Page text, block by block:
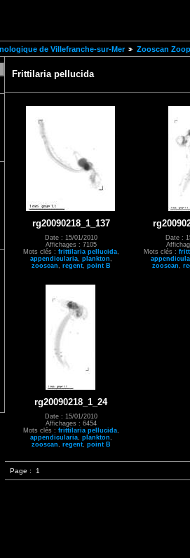
de Villefranche-sur-Mer Zooscan
Frittilaria pellucida
rg20090218_1_137
Date : 15/01/2010
Affichages : 7105
Mots clés : frittilaria pellucida,
appendicularia, plankton
zooscan
regent, point B
Date :
Mots clés :
zooscan
rg20090218_1_24
Date : 15/01/2010
Affichages : 6454
Mots clés : frittilaria pellucida,
appendicularia, plankton
zooscan
regent, point B
Page : 1